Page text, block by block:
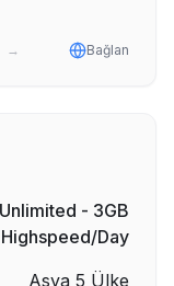
→ Bağlan
- 3GB
Highspeed/Day
Asya 5 Ülke